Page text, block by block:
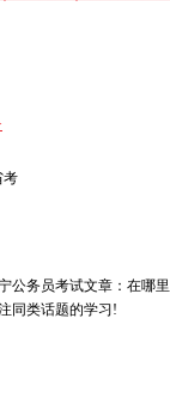
务员考试文章：在哪里
同类话题的学习!